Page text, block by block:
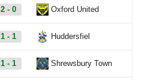
2 - 0 Oxford United
1 - 1 Huddersfiel
1 - 1 Shrewsbury Town